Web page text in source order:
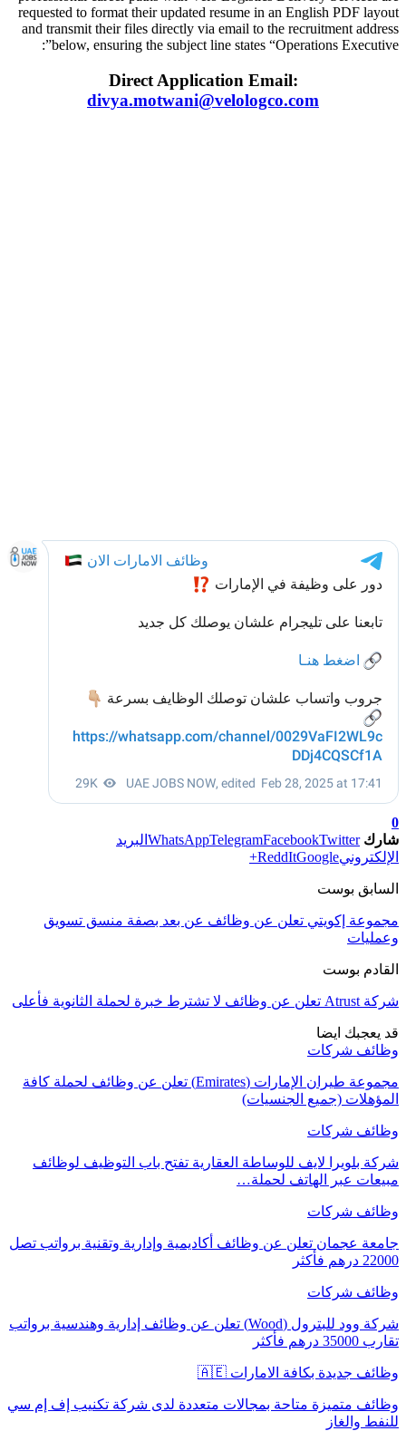
requested to format their updated resume in an English PDF layout
and transmit their files directly via email to the recruitment address
below, ensuring the subject line states “Operations Executive”:
Direct Application Email:
divya.motwani@velologco.com
0
شارك
WhatsAppTelegramFacebookTwitter
البريد
الإلكتروني
ReddItGoogle+
السابق بوست
مجموعة إكويتي تعلن عن وظائف عن بعد بصفة منسق تسويق
وعمليات
القادم بوست
شركة Atrust تعلن عن وظائف لا تشترط خبرة لحملة الثانوية فأعلى
قد يعجبك ايضا
وظائف شركات
مجموعة طيران الإمارات (Emirates) تعلن عن وظائف لحملة كافة
المؤهلات (جميع الجنسيات)
وظائف شركات
شركة بلويرا لايف للوساطة العقارية تفتح باب التوظيف لوظائف
مبيعات عبر الهاتف لحملة…
وظائف شركات
جامعة عجمان تعلن عن وظائف أكاديمية وإدارية وتقنية برواتب تصل
22000 درهم فأكثر
وظائف شركات
شركة وود للبترول (Wood) تعلن عن وظائف إدارية وهندسية برواتب
تقارب 35000 درهم فأكثر
وظائف جديدة بكافة الامارات 🇦🇪
وظائف متميزة متاحة بمجالات متعددة لدى شركة تكنيب إف إم سي
للنفط والغاز